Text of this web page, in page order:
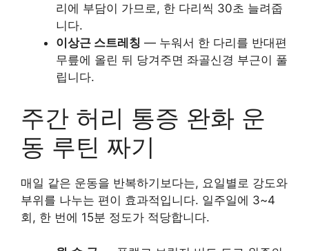
리에 부담이 가므로, 한 다리씩 30초 늘려줍
니다.
이상근 스트레칭 — 누워서 한 다리를 반대편
무릎에 올린 뒤 당겨주면 좌골신경 부근이 풀
립니다.
주간 허리 통증 완화 운
동 루틴 짜기
매일 같은 운동을 반복하기보다는, 요일별로 강도와
부위를 나누는 편이 효과적입니다. 일주일에 3~4
회, 한 번에 15분 정도가 적당합니다.